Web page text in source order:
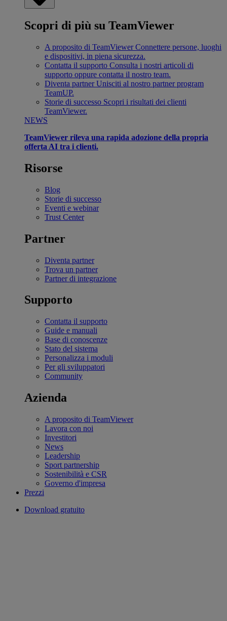
Scopri di più su TeamViewer
A proposito di TeamViewer Connettere persone, luoghi
e dispositivi, in piena sicurezza.
Contatta il supporto Consulta i nostri articoli di
supporto oppure contatta il nostro team.
Diventa partner Unisciti al nostro partner program
TeamUP.
Storie di successo Scopri i risultati dei clienti
TeamViewer.
NEWS
TeamViewer rileva una rapida adozione della propria
offerta AI tra i clienti.
Risorse
Blog
Storie di successo
Eventi e webinar
Trust Center
Partner
Diventa partner
Trova un partner
Partner di integrazione
Supporto
Contatta il supporto
Guide e manuali
Base di conoscenze
Stato del sistema
Personalizza i moduli
Per gli sviluppatori
Community
Azienda
A proposito di TeamViewer
Lavora con noi
Investitori
News
Leadership
Sport partnership
Sostenibilità e CSR
Governo d'impresa
Prezzi
Download gratuito